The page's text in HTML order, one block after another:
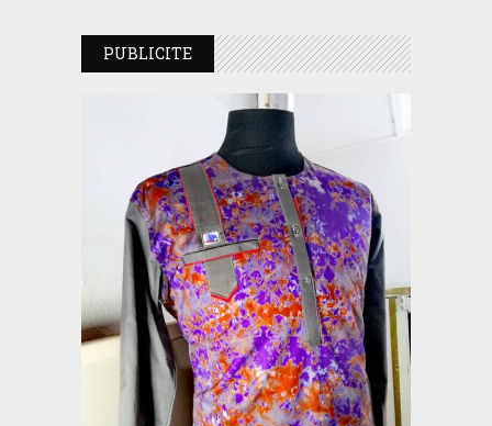
PUBLICITE